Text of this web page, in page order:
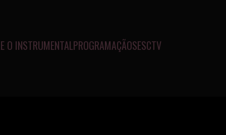
O INSTRUMENTALPROGRAMAÇÃOSESCTV